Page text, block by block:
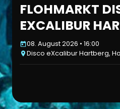
FLOHMARKT
EXCALIBUR
08. August 2026 • 16:00
Disco eXcalibur Hartberg,